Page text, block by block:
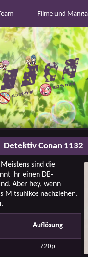
Filme und Manga
Detektiv Conan 1132
sind die
ihr einen DB-
Aber hey, wenn
Mitsuhikos nachziehen.
Auflösung
720p